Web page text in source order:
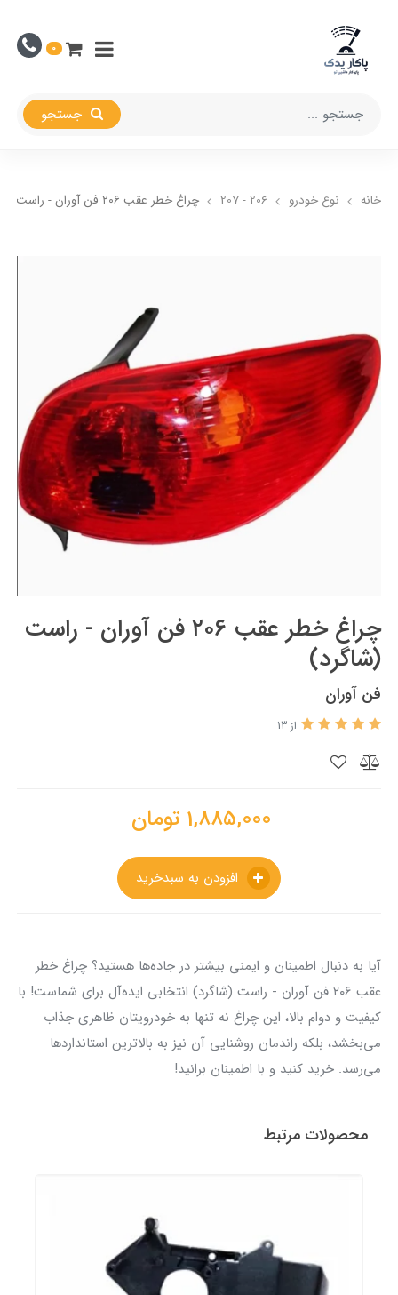
0
خانه نوع خودرو 206 - 207 چراغ خطر عقب ۲۰۶ فن آوران - راست (شاگرد)
چراغ خطر عقب ۲۰۶ فن آوران - راست
(شاگرد)
فن آوران
از 13
1,885,000 تومان
آیا به دنبال اطمینان و ایمنی بیشتر در جاده‌ها هستید؟ چراغ خطر
عقب ۲۰۶ فن آوران - راست (شاگرد) انتخابی ایده‌آل برای شماست! با
کیفیت و دوام بالا، این چراغ نه تنها به خودرویتان ظاهری جذاب
می‌بخشد، بلکه راندمان روشنایی آن نیز به بالاترین استانداردها
می‌رسد. خرید کنید و با اطمینان برانید!
محصولات مرتبط